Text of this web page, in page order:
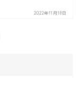
2022年11月18日